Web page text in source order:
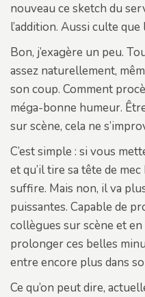
nouveau ce sketch du
l’addition. Aussi culte
Bon, j’exagère un peu.
assez naturellement,
son coup. Comment
méga-bonne humeur.
sur scène, cela ne
C’est simple : si vous
et qu’il tire sa tête de
suffire. Mais non, il va
puissantes. Capable de
collègues sur scène et
prolonger ces belles
entre encore plus dans
Ce qu’on peut dire,